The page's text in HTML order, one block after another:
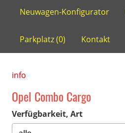
Neuwagen-Konfigurator
Parkplatz (0) Kontakt
info
Opel Combo Cargo
Verfügbarkeit, Art